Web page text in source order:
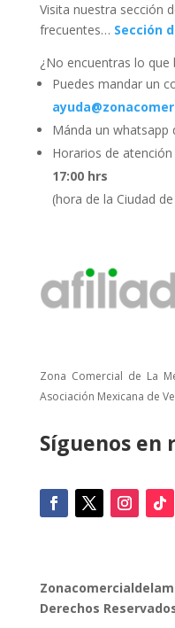
Visita nuestra sección
frecuentes… Sección
¿No encuentras lo que
Puedes mandar un
Mánda un whatsapp
Horarios de atención
17:00 hrs
(hora de la Ciudad
Zona Comercial de La
Asociación Mexicana de
Síguenos en
Derechos